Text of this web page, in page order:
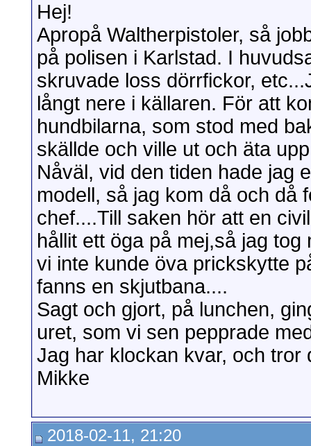
Hej!
Apropå Waltherpistoler, så
på polisen i Karlstad. I
skruvade loss dörrfickor,
långt nere i källaren. För att
hundbilarna, som stod med
skällde och ville ut och äta
Nåväl, vid den tiden hade jag
modell, så jag kom då och då
chef....Till saken hör att en
hållit ett öga på mej,så jag
vi inte kunde öva prickskytte
fanns en skjutbana....
Sagt och gjort, på lunchen,
uret, som vi sen pepprade
Jag har klockan kvar, och tror
Mikke
2018-02-11, 21:20